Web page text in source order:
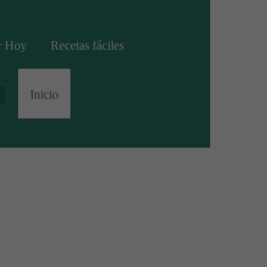
Hoy Recetas fáciles
Inicio